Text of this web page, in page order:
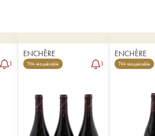
1
ENCHÈRE
TVA récupérable 1
ENCHÈRE
TVA récupérable